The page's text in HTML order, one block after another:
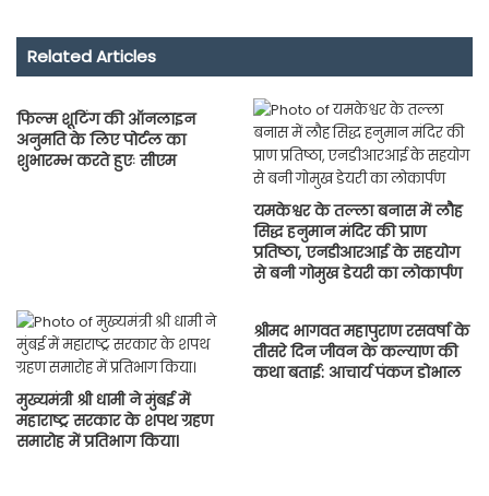
Related Articles
फिल्म शूटिंग की ऑनलाइन
अनुमति के लिए पोर्टल का
शुभारम्भ करते हुएः सीएम
यमकेश्वर के तल्ला बनास में लौह
सिद्ध हनुमान मंदिर की प्राण
प्रतिष्ठा, एनडीआरआई के सहयोग
से बनी गोमुख डेयरी का लोकार्पण
मुख्यमंत्री श्री धामी ने मुंबई में
महाराष्ट्र सरकार के शपथ ग्रहण
समारोह में प्रतिभाग किया।
श्रीमद भागवत महापुराण रसवर्षा के
तीसरे दिन जीवन के कल्याण की
कथा बताई: आचार्य पंकज डोभाल